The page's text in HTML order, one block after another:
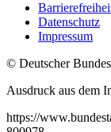
Datenschutz
Impressum
© Deutscher
Ausdruck aus dem
https://